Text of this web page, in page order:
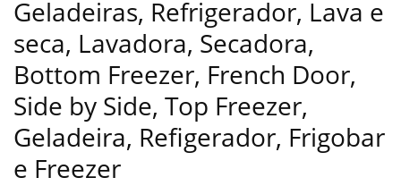
Geladeiras, Refrigerador, Lava e
seca, Lavadora, Secadora,
Bottom Freezer, French Door,
Side by Side, Top Freezer,
Geladeira, Refigerador, Frigobar
e Freezer